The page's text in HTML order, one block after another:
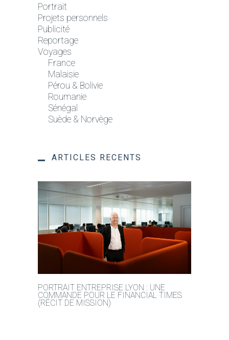
Portrait
Projets personnels
Publicité
Reportage
Voyages
France
Malaisie
Pérou & Bolivie
Roumanie
Sénégal
Suède & Norvège
ARTICLES RECENTS
PORTRAIT ENTREPRISE LYON : UNE
COMMANDE POUR LE FINANCIAL TIMES
(RÉCIT DE MISSION)